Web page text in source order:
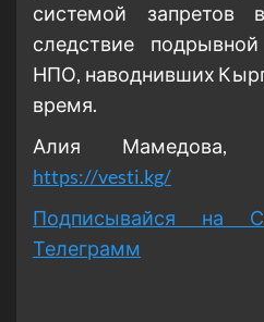
системой
следствие
НПО, наводнивших
время.
Алия Мамедова,
https://vesti.kg/
Подписывайся на
Телеграмм